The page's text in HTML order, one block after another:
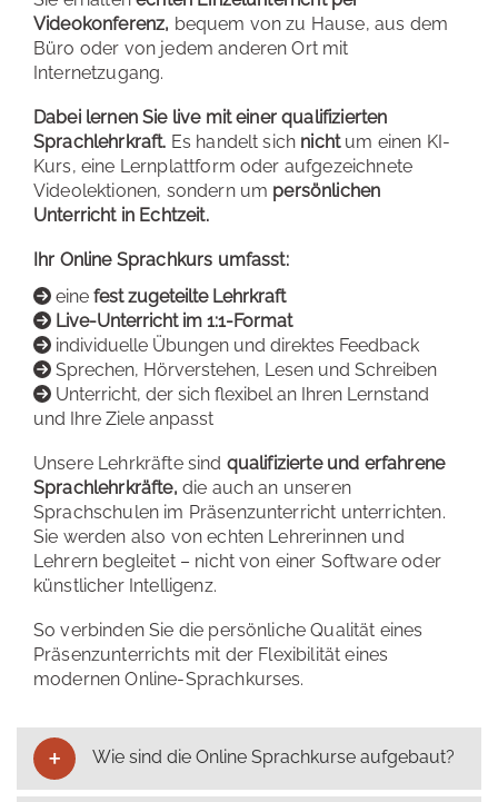
Videokonferenz, bequem von zu Hause, aus dem
Büro oder von jedem anderen Ort mit
Internetzugang.
Dabei lernen Sie live mit einer qualifizierten
Sprachlehrkraft. Es handelt sich nichtum einen KI-
Kurs, eine Lernplattform oder aufgezeichnete
Videolektionen, sondern um persönlichen
Unterricht in Echtzeit.
Ihr Online Sprachkurs umfasst:
eine fest zugeteilte Lehrkraft
Live-Unterricht im 1:1-Format
individuelle Übungen und direktes Feedback
Sprechen, Hörverstehen, Lesen und Schreiben
Unterricht, der sich flexibel an Ihren Lernstand
und Ihre Ziele anpasst
Unsere Lehrkräfte sind qualifizierte und erfahrene
Sprachlehrkräfte, die auch an unseren
Sprachschulen im Präsenzunterricht unterrichten.
Sie werden also von echten Lehrerinnen und
Lehrern begleitet – nicht von einer Software oder
künstlicher Intelligenz.
So verbinden Sie die persönliche Qualität eines
Präsenzunterrichts mit der Flexibilität eines
modernen Online-Sprachkurses.
Wie sind die Online Sprachkurse aufgebaut?